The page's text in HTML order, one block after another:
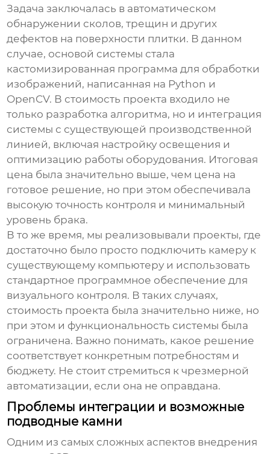
Задача заключалась в автоматическом
обнаружении сколов, трещин и других
дефектов на поверхности плитки. В данном
случае, основой системы стала
кастомизированная программа для обработки
изображений, написанная на Python и
OpenCV. В стоимость проекта входило не
только разработка алгоритма, но и интеграция
системы с существующей производственной
линией, включая настройку освещения и
оптимизацию работы оборудования. Итоговая
цена была значительно выше, чем цена на
готовое решение, но при этом обеспечивала
высокую точность контроля и минимальный
уровень брака.
В то же время, мы реализовывали проекты, где
достаточно было просто подключить камеру к
существующему компьютеру и использовать
стандартное программное обеспечение для
визуального контроля. В таких случаях,
стоимость проекта была значительно ниже, но
при этом и функциональность системы была
ограничена. Важно понимать, какое решение
соответствует конкретным потребностям и
бюджету. Не стоит стремиться к чрезмерной
автоматизации, если она не оправдана.
Проблемы интеграции и возможные
подводные камни
Одним из самых сложных аспектов внедрения